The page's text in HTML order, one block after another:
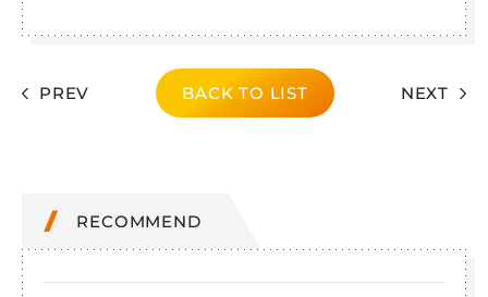
PREV BACK TO LIST NEXT
RECOMMEND